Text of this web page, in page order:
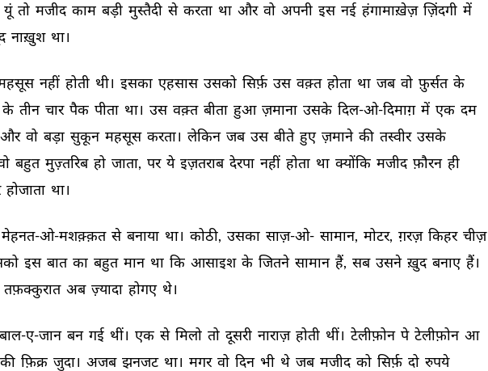
यूं तो मजीद काम बड़ी मुस्तैदी से करता था और वो अपनी इस नई हंगामाख़ेज़ ज़िंदगी में
नाख़ुश था।
नहीं होती थी। इसका एहसास उसको सिर्फ़ उस वक़्त होता था जब वो फ़ुर्सत के
के तीन चार पैक पीता था। उस वक़्त बीता हुआ ज़माना उसके दिल-ओ-दिमाग़ में एक दम
और वो बड़ा सुकून महसूस करता। लेकिन जब उस बीते हुए ज़माने की तस्वीर उसके
बहुत मुज़्तरिब हो जाता, पर ये इज़तराब देरपा नहीं होता था क्योंकि मजीद फ़ौरन ही
होजाता था।
मेहनत-ओ-मशक़्क़त से बनाया था। कोठी, उसका साज़-ओ- सामान, मोटर, ग़रज़ किहर चीज़
इस बात का बहुत मान था कि आसाइश के जितने सामान हैं, सब उसने ख़ुद बनाए हैं।
तफ़क्कुरात अब ज़्यादा होगए थे।
ए-जान बन गई थीं। एक से मिलो तो दूसरी नाराज़ होती थीं। टेलीफ़ोन पे टेलीफ़ोन आ
की फ़िक्र जुदा। अजब झनजट था। मगर वो दिन भी थे जब मजीद को सिर्फ़ दो रुपये